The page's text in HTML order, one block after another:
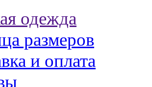
одежда
размеров
и оплата